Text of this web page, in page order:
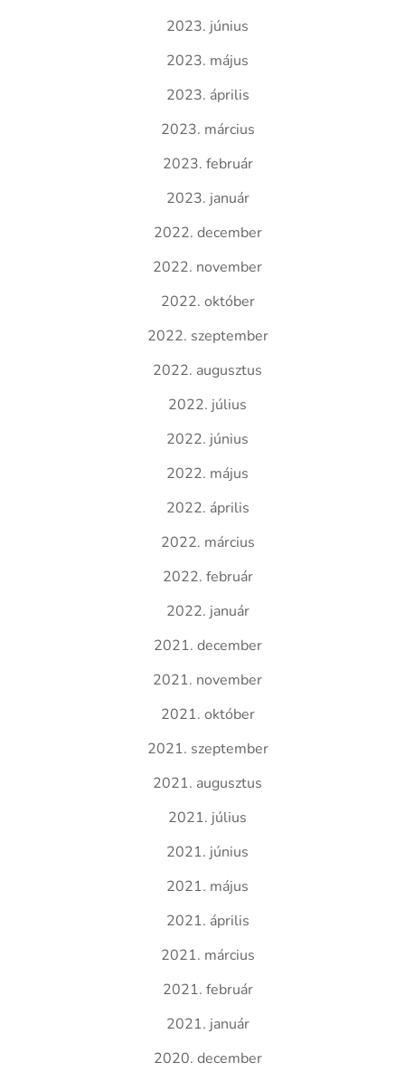
2023. június
2023. május
2023. április
2023. március
2023. február
2023. január
2022. december
2022. november
2022. október
2022. szeptember
2022. augusztus
2022. július
2022. június
2022. május
2022. április
2022. március
2022. február
2022. január
2021. december
2021. november
2021. október
2021. szeptember
2021. augusztus
2021. július
2021. június
2021. május
2021. április
2021. március
2021. február
2021. január
2020. december